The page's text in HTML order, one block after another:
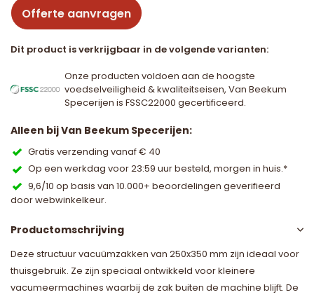
Offerte aanvragen
Dit product is verkrijgbaar in de volgende varianten:
Onze producten voldoen aan de hoogste
voedselveiligheid & kwaliteitseisen, Van Beekum
Specerijen is FSSC22000 gecertificeerd.
Alleen bij Van Beekum Specerijen:
Gratis verzending vanaf € 40
Op een werkdag voor 23:59 uur besteld, morgen in huis.*
9,6/10 op basis van 10.000+ beoordelingen geverifieerd
door webwinkelkeur.
Productomschrijving
Deze structuur vacuümzakken van 250x350 mm zijn ideaal voor
thuisgebruik. Ze zijn speciaal ontwikkeld voor kleinere
vacumeermachines waarbij de zak buiten de machine blijft. De